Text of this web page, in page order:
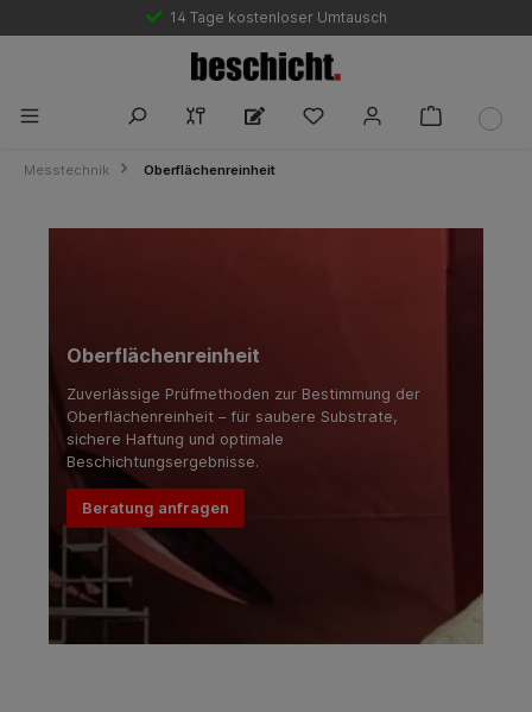
14 Tage kostenloser Umtausch
Marktführende Bestpreisgarantie
Messtechnik Oberflächenreinheit
Oberflächenreinheit
Zuverlässige Prüfmethoden zur Bestimmung der
Oberflächenreinheit – für saubere Substrate,
sichere Haftung und optimale
Beschichtungsergebnisse.
Beratung anfragen